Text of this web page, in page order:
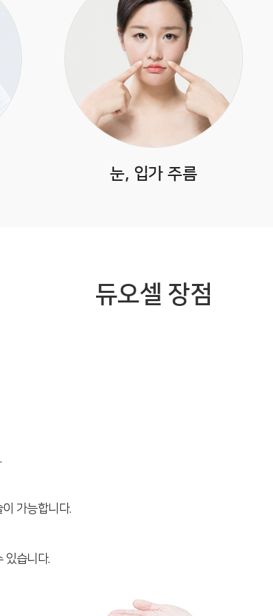
눈, 입가 주름
듀오셀 장점
가능합니다.
있습니다.